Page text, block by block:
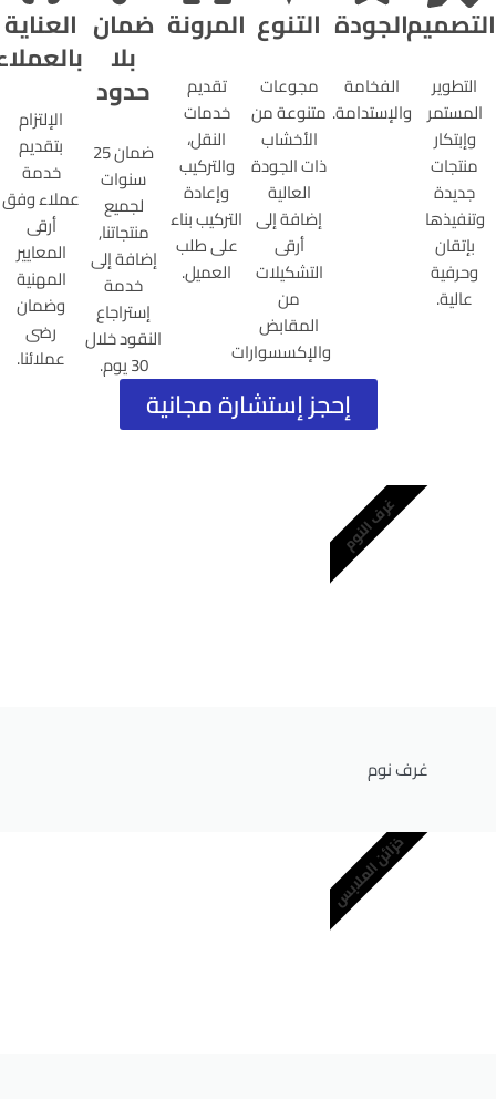
التصميم
التطوير
المستمر
وإبتكار
منتجات
جديدة
وتنفيذها
بإتقان
وحرفية
عالية.
الجودة
الفخامة
والإستدامة.
التنوع
مجوعات
متنوعة من
الأخشاب
ذات الجودة
العالية
إضافة إلى
أرقى
التشكيلات
من
المقابض
والإكسسوارات
المرونة
تقديم
خدمات
النقل،
والتركيب
وإعادة
التركيب بناء
على طلب
العميل.
ضمان
بلا
حدود
ضمان 25
سنوات
لجميع
منتجاتنا,
إضافة إلى
خدمة
إستراجاع
النقود خلال
30 يوم.
العناية
الإلتزام
بتقديم
خدمة
عملاء وفق
أرقى
المعايير
المهنية
وضمان
رضى
عملائنا.
إحجز إستشارة مجانية
غرف نوم
غرف النوم
خزائن الملابس